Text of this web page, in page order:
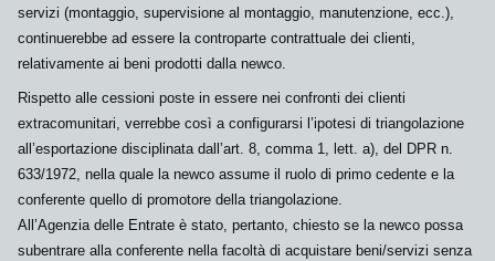
servizi (montaggio, supervisione al montaggio, manutenzione, ecc.),
continuerebbe ad essere la controparte contrattuale dei clienti,
relativamente ai beni prodotti dalla newco
Rispetto alle cessioni poste in essere nei confronti dei clienti
extracomunitari, verrebbe così a configurarsi l’ipotesi di triangolazione
all’esportazione disciplinata dall’art. 8, comma 1, lett. a), del DPR n.
633/1972, nella quale la newco assume il ruolo di primo cedente e la
conferente quello di promotore della triangolazione.
All’Agenzia delle Entrate è stato, pertanto, chiesto se la newco possa
subentrare alla conferente nella facoltà di acquistare beni/servizi senza